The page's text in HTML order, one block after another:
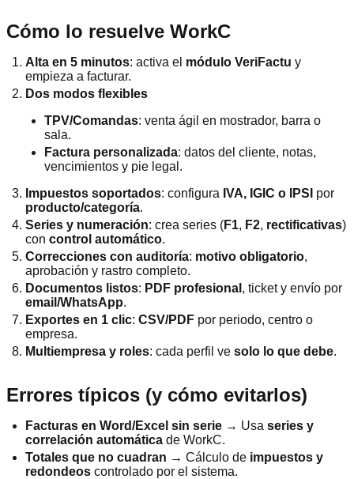
Cómo lo resuelve WorkC
Alta en 5 minutos: activa el módulo VeriFactu y
empieza a facturar.
Dos modos flexibles
TPV/Comandas: venta ágil en mostrador, barra o
sala.
Factura personalizada: datos del cliente, notas,
vencimientos y pie legal.
Impuestos soportados: configura IVA, IGIC o IPSI por
producto/categoría.
Series y numeración: crea series (F1, F2, rectificativas)
con control automático.
Correcciones con auditoría: motivo obligatorio,
aprobación y rastro completo.
Documentos listos: PDF profesional , ticket y envío por
email/WhatsApp.
Exportes en 1 clic: CSV/PDF por periodo, centro o
empresa.
Multiempresa y roles: cada perfil ve solo lo que debe.
Errores típicos (y cómo evitarlos)
Facturas en Word/Excel sin serie → Usa series y
correlación automática de WorkC.
Totales que no cuadran → Cálculo de impuestos y
redondeos controlado por el sistema.